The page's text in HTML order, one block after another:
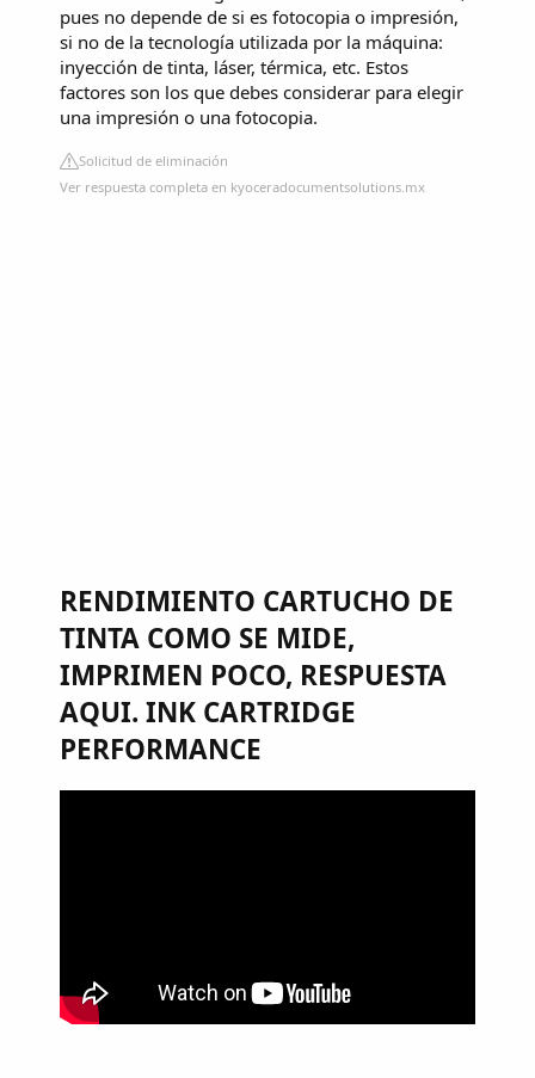
pues no depende de si es fotocopia o impresión,
si no de la tecnología utilizada por la máquina:
inyección de tinta, láser, térmica, etc. Estos
factores son los que debes considerar para elegir
una impresión o una fotocopia.
Solicitud de eliminación
Ver respuesta completa en kyoceradocumentsolutions.mx
RENDIMIENTO CARTUCHO DE
TINTA COMO SE MIDE,
IMPRIMEN POCO, RESPUESTA
AQUI. INK CARTRIDGE
PERFORMANCE